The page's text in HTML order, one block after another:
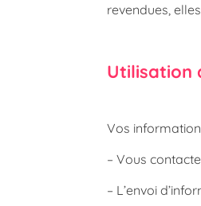
revendues,
Utilisation
Vos
– Vous
– L’envoi